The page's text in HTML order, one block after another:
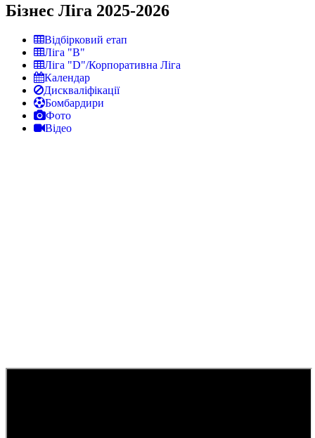
Бізнес Ліга 2025-2026
Відбірковий етап
Ліга "В"
Ліга "D"/Корпоративна Ліга
Календар
Дискваліфікації
Бомбардири
Фото
Відео